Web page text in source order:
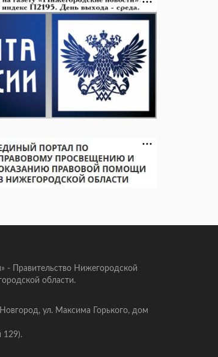
- Правительство Нижегородской
области.
ул. Максима Горького, дом
129).